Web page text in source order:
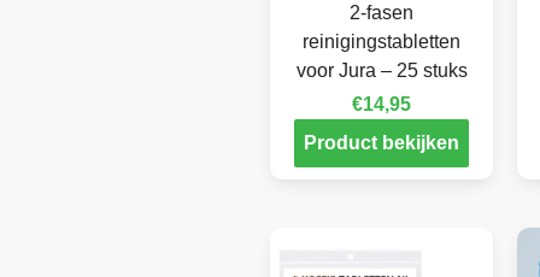
2-fasen
reinigingstabletten
voor Jura – 25 stuks
€14,95
Product bekijken